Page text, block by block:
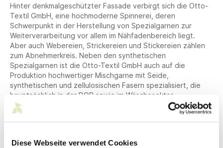
Diese Webseite verwendet Cookies
Hinter denkmalgeschützter Fassade verbirgt sich die Otto-
Textil GmbH, eine hochmoderne Spinnerei, deren
Schwerpunkt in der Herstellung von Spezialgarnen zur
Weiterverarbeitung vor allem im Nähfadenbereich liegt.
Aber auch Webereien, Strickereien und Stickereien zählen
zum Abnehmerkreis. Neben den synthetischen
Spezialgarnen ist die Otto-Textil GmbH auch auf die
Produktion hochwertiger Mischgarne mit Seide,
synthetischen und zellulosischen Fasern spezialisiert, die
hauptsächlich in der DOB sowie im Wäschesektor
verarbeitet werden.